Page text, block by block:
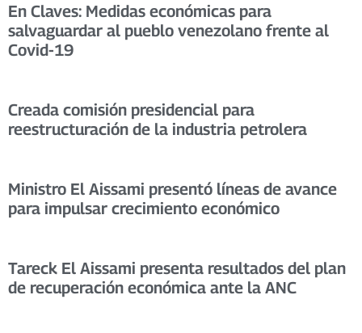
En Claves: Medidas económicas para
salvaguardar al pueblo venezolano frente al
Covid-19
Creada comisión presidencial para
reestructuración de la industria petrolera
Ministro El Aissami presentó líneas de avance
para impulsar crecimiento económico
Tareck El Aissami presenta resultados del plan
de recuperación económica ante la ANC